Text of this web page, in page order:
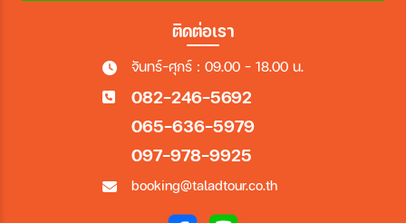
ติดต่อเรา
จันทร์-ศุกร์ : 09.00 - 18.00 น.
082-246-5692
065-636-5979
097-978-9925
booking@taladtour.co.th